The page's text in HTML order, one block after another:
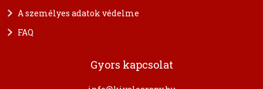
A személyes adatok védelme
FAQ
Gyors kapcsolat